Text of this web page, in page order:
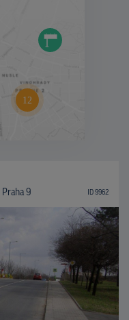
9 ID 9962